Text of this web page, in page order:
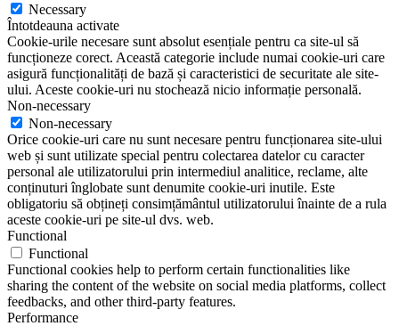
Necessary
Întotdeauna activate
Cookie-urile necesare sunt absolut esențiale pentru ca site-ul să
funcționeze corect. Această categorie include numai cookie-uri care
asigură funcționalități de bază și caracteristici de securitate ale site-
ului. Aceste cookie-uri nu stochează nicio informație personală.
Non-necessary
Non-necessary
Orice cookie-uri care nu sunt necesare pentru funcționarea site-ului
web și sunt utilizate special pentru colectarea datelor cu caracter
personal ale utilizatorului prin intermediul analitice, reclame, alte
conținuturi înglobate sunt denumite cookie-uri inutile. Este
obligatoriu să obțineți consimțământul utilizatorului înainte de a rula
aceste cookie-uri pe site-ul dvs. web.
Functional
Functional
Functional cookies help to perform certain functionalities like
sharing the content of the website on social media platforms, collect
feedbacks, and other third-party features.
Performance